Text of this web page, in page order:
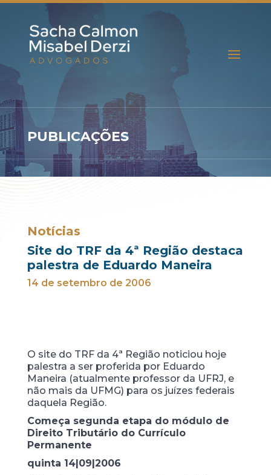
PUBLICAÇÕES
Notícias
Site do TRF da 4ª Região destaca
palestra de Eduardo Maneira
14 de setembro de 2006
O site do TRF da 4ª Região noticiou hoje
palestra a ser proferida por Eduardo
Maneira (atualmente professor da UFRJ, e
não mais da UFMG) para os juízes federais
daquela Região.
Começa segunda etapa do módulo de
Direito Tributário do Currículo
Permanente
quinta 14|09|2006